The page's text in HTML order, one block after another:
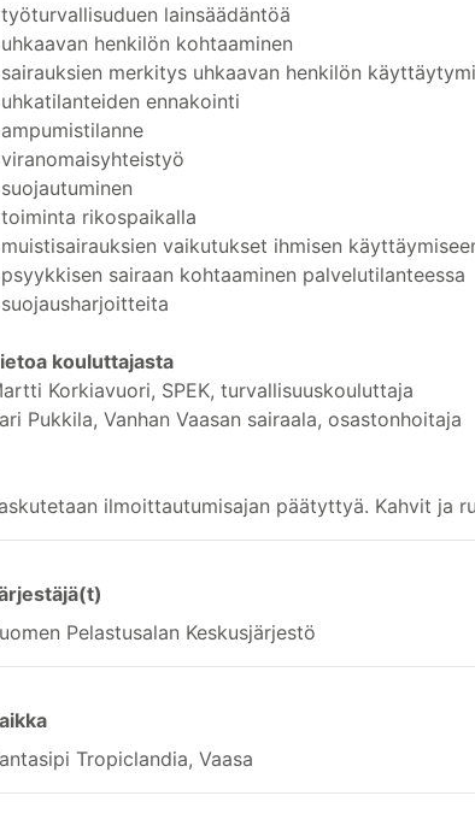
lainsäädäntöä
henkilön kohtaaminen
merkitys uhkaavan henkilön
ennakointi
rikospaikalla
vaikutukset ihmisen
sairaan kohtaaminen palvelutilanteessa
kouluttajasta
Korkiavuori, SPEK, turvallisuuskouluttaja
Pukkila, Vanhan Vaasan sairaala, osastonhoitaja
ilmoittautumisajan päätyttyä. Kahvit ja
Pelastusalan Keskusjärjestö
Tropiclandia, Vaasa